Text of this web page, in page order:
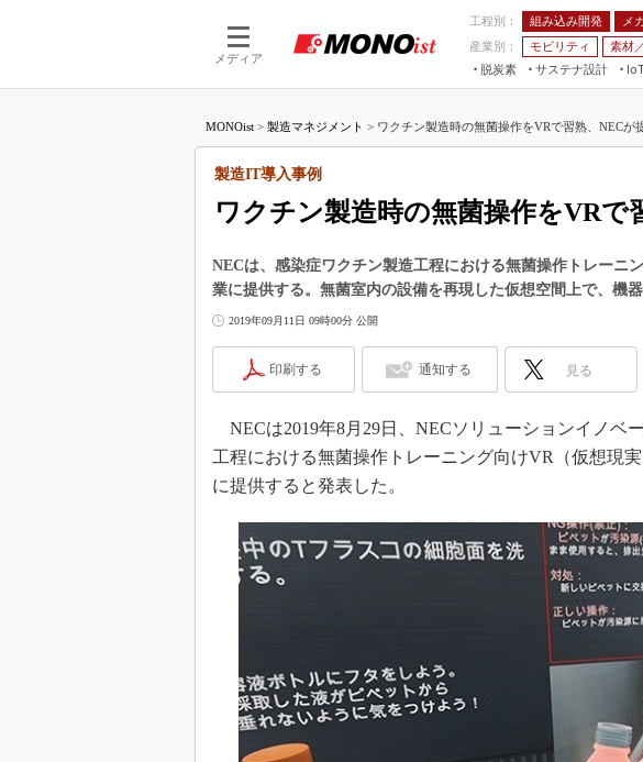
メディア
工程別： 組み込み開発 メ
産業別：
モビリティ 素材
脱炭素
サステナ設計
つながる工場AI×設備保全 JIMTOF
IIFES
ジャパ
人テク展
スマー
日本も
MONOist > 製造マネジメント > ワクチン製造時の無菌操作をVRで習熟、NECが
ワクチン製造時の無菌操作をVRで
製造IT導入事例
NECは、感染症ワクチン製造工程における無菌操作トレーニ
業に提供する。無菌室内の設備を再現した仮想空間上で、機
2019年09月11日 09時00分 公開
印刷する 通知する 見る
NECは2019年8月29日、NECソリューションイノベ
工程における無菌操作トレーニング向けVR（仮想現
に提供すると発表した。